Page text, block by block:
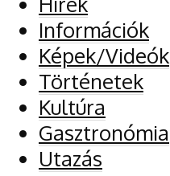
Információk
Képek/Videók
Történetek
Kultúra
Gasztronómia
Utazás